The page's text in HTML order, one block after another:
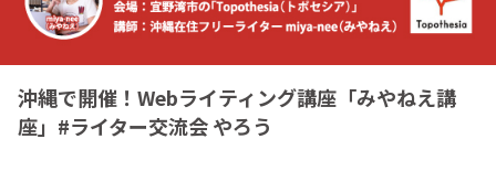
沖縄で開催！Webライティング講座「みやねえ講
座」#ライター交流会 やろう